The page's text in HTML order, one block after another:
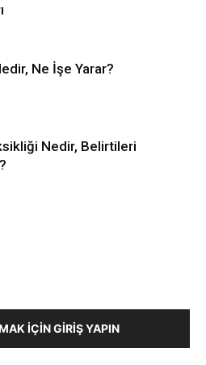
Ne İşe Yarar?
Nedir, Belirtileri
İÇIN GIRIŞ YAPIN